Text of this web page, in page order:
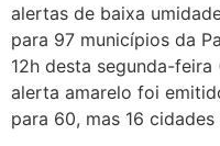
alertas de baixa
para 97 municípios da
12h desta segunda-feira
alerta amarelo foi
para 60, mas 16